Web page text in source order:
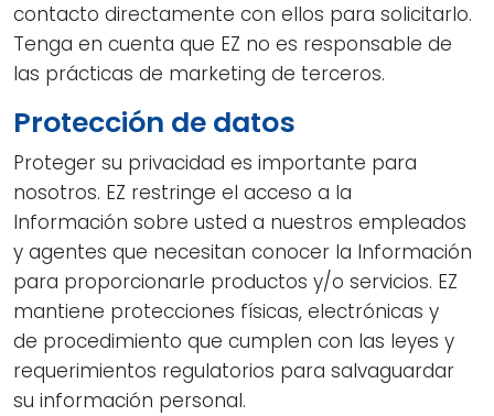
contacto directamente con ellos para solicitarlo.
Tenga en cuenta que EZ no es responsable de
las prácticas de marketing de terceros.
Protección de datos
Proteger su privacidad es importante para
nosotros. EZ restringe el acceso a la
Información sobre usted a nuestros empleados
y agentes que necesitan conocer la Información
para proporcionarle productos y/o servicios. EZ
mantiene protecciones físicas, electrónicas y
de procedimiento que cumplen con las leyes y
requerimientos regulatorios para salvaguardar
su información personal.